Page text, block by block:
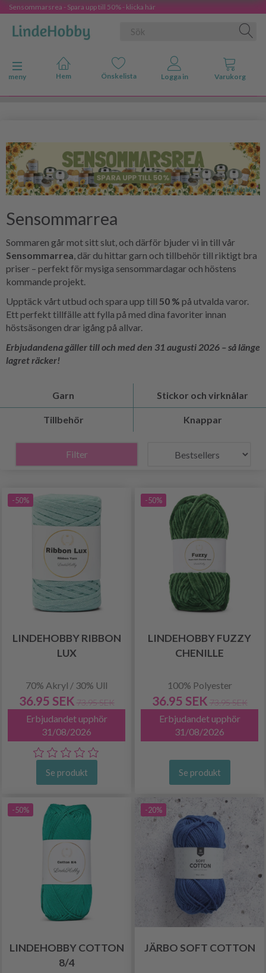
Sensommarsrea - Spara upp till 50% - klicka här
Ändra navigering
meny
Sensommarrea
Sommaren går mot sitt slut, och därför bjuder vi in till vår
Sensommarrea, där du hittar garn och tillbehör till riktigt bra
priser – perfekt för mysiga sensommardagar och höstens
kommande projekt.
Upptäck vårt utbud och spara upp till 50 % på utvalda varor.
Ett perfekt tillfälle att fylla på med dina favoriter innan
höstsäsongen drar igång på allvar.
Erbjudandena gäller till och med den 31 augusti 2026 – så länge
lagret räcker!
Garn Stickor och virknålar
Tillbehör Knappar
Filter
-50%
LINDEHOBBY RIBBON
LUX
70% Akryl / 30% Ull
36.95 SEK 73.95 SEK
Erbjudandet upphör
31/08/2026
Se produkt
-50%
LINDEHOBBY FUZZY
CHENILLE
100% Polyester
36.95 SEK 73.95 SEK
Erbjudandet upphör
31/08/2026
Se produkt
-50%
LINDEHOBBY COTTON
8/4
-20%
JÄRBO SOFT COTTON